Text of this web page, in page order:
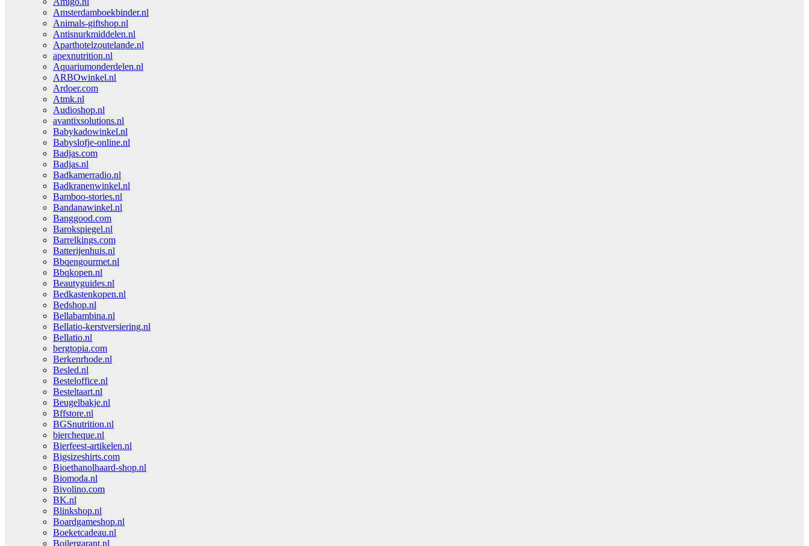
Amsterdamboekbinder.nl
Animals-giftshop.nl
Antisnurkmiddelen.nl
Aparthotelzoutelande.nl
apexnutrition.nl
Aquariumonderdelen.nl
ARBOwinkel.nl
Ardoer.com
Atmk.nl
Audioshop.nl
avantixsolutions.nl
Babykadowinkel.nl
Babyslofje-online.nl
Badjas.com
Badjas.nl
Badkamerradio.nl
Badkranenwinkel.nl
Bamboo-stories.nl
Bandanawinkel.nl
Banggood.com
Barokspiegel.nl
Barrelkings.com
Batterijenhuis.nl
Bbqengourmet.nl
Bbqkopen.nl
Beautyguides.nl
Bedkastenkopen.nl
Bedshop.nl
Bellabambina.nl
Bellatio-kerstversiering.nl
Bellatio.nl
bergtopia.com
Berkenrhode.nl
Besled.nl
Besteloffice.nl
Besteltaart.nl
Beugelbakje.nl
Bffstore.nl
BGSnutrition.nl
biercheque.nl
Bierfeest-artikelen.nl
Bigsizeshirts.com
Bioethanolhaard-shop.nl
Biomoda.nl
Bivolino.com
BK.nl
Blinkshop.nl
Boardgameshop.nl
Boeketcadeau.nl
Boilergarant.nl